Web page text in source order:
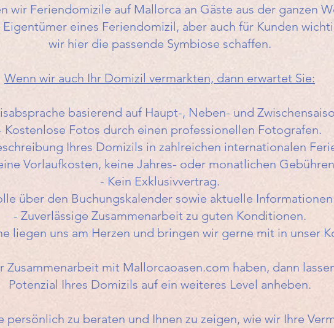
wir Feriendomizile auf Mallorca an Gäste aus der ganzen
eines Feriendomizil, aber auch für Kunden
wir hier die passende Symbiose schaffen.
Wenn wir auch Ihr Domizil vermarkten, dann erwartet Sie:
basierend auf Haupt-, Neben- und
Kostenlose Fotos durch einen professionellen Fotografen.
Ihres Domizils in zahlreichen internationalen
Vorlaufkosten, keine Jahres- oder monatlichen
- Kein Exklusivvertrag.
über den Buchungskalender sowie aktuelle
- Zuverlässige Zusammenarbeit zu guten Konditionen.
liegen uns am Herzen und bringen wir gerne mit in unser
Zusammenarbeit mit Mallorcaoasen.com haben, dann
Potenzial Ihres Domizils auf ein weiteres Level anheben.
persönlich zu beraten und Ihnen zu zeigen, wie wir Ihre